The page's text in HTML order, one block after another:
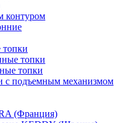
контуром
топки
топки
с подъемным механизмом
(Франция)